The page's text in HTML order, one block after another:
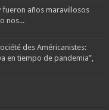
fueron años maravillosos
nos...
des Américanistes:
en tiempo de pandemia”,